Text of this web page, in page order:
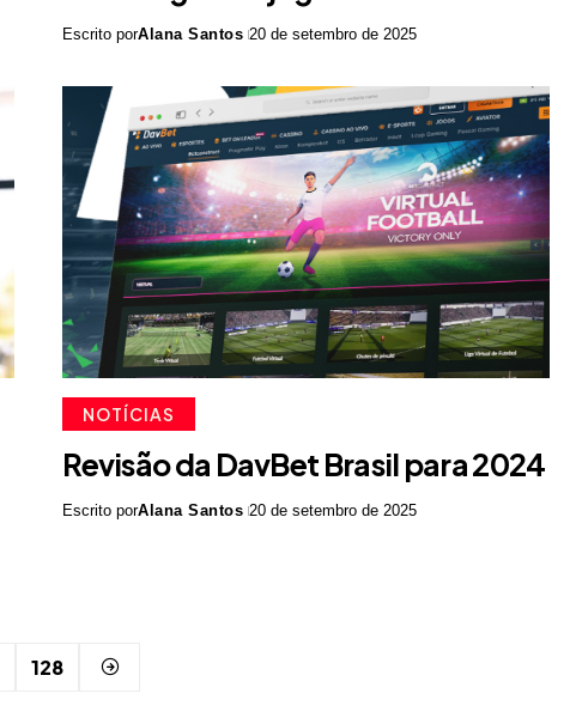
Escrito porAlana Santos 20 de setembro de 2025
NOTÍCIAS
Revisão da DavBet Brasil para 2024
Escrito porAlana Santos 20 de setembro de 2025
128